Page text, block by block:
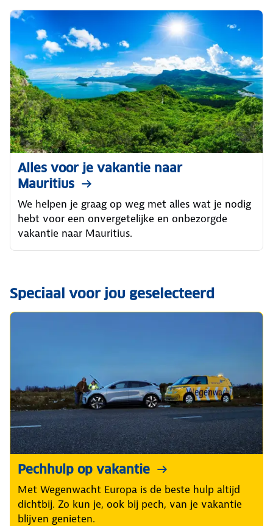
Alles voor je vakantie naar
Mauritius
We helpen je graag op weg met alles wat je nodig
hebt voor een onvergetelijke en onbezorgde
vakantie naar Mauritius.
Speciaal voor jou geselecteerd
Pechhulp op vakantie
Met Wegenwacht Europa is de beste hulp altijd
dichtbij. Zo kun je, ook bij pech, van je vakantie
blijven genieten.